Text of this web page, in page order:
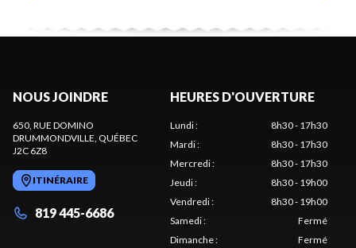
NOUS JOINDRE
650, RUE DOMINO
DRUMMONDVILLE , QUÉBEC
J2C 6Z8
ITINÉRAIRE
819 445-6686
HEURES D'OUVERTURE
Lundi:
8h30 - 17h30
Mardi:
8h30 - 17h30
Mercredi:
8h30 - 17h30
Jeudi:
8h30 - 19h00
Vendredi:
8h30 - 19h00
Samedi:
Fermé
Dimanche: Fermé